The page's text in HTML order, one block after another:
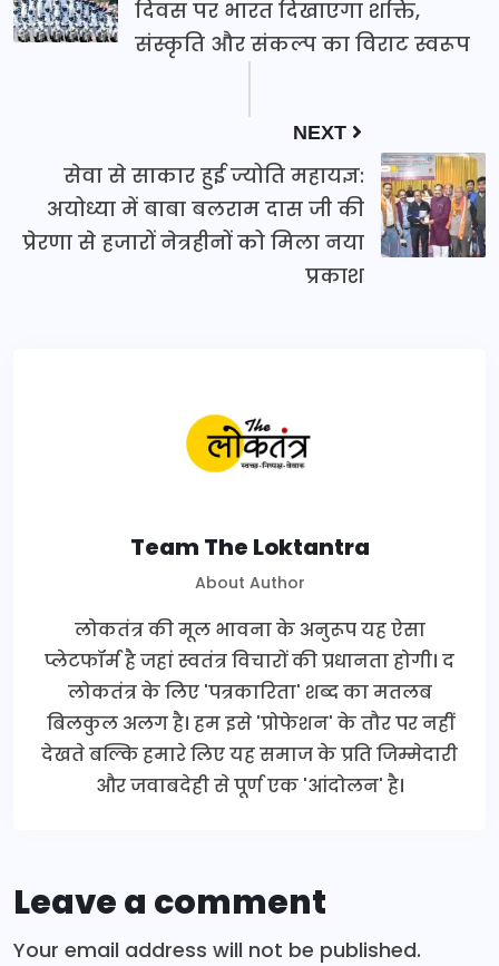
दिवस पर भारत दिखाएगा शक्ति,
संस्कृति और संकल्प का विराट स्वरूप
NEXT
सेवा से साकार हुई ज्योति महायज्ञ:
अयोध्या में बाबा बलराम दास जी की
प्रेरणा से हजारों नेत्रहीनों को मिला नया
प्रकाश
Team The Loktantra
About Author
लोकतंत्र की मूल भावना के अनुरूप यह ऐसा
प्लेटफॉर्म है जहां स्वतंत्र विचारों की प्रधानता होगी। द
लोकतंत्र के लिए 'पत्रकारिता' शब्द का मतलब
बिलकुल अलग है। हम इसे 'प्रोफेशन' के तौर पर नहीं
देखते बल्कि हमारे लिए यह समाज के प्रति जिम्मेदारी
और जवाबदेही से पूर्ण एक 'आंदोलन' है।
Leave a comment
Your email address will not be published.